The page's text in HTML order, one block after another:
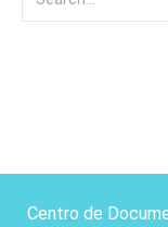
Centro de